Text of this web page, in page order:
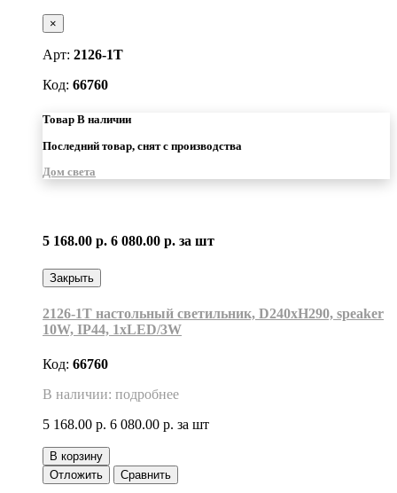
×
Арт: 2126-1T
Код: 66760
Товар В наличии
Последний товар, снят с производства
Дом света
5 168.00 р. 6 080.00 р. за шт
Закрыть
2126-1T настольный светильник, D240xH290, speaker
10W, IP44, 1xLED/3W
Код: 66760
В наличии: подробнее
5 168.00 р. 6 080.00 р. за шт
В корзину
Отложить
Сравнить